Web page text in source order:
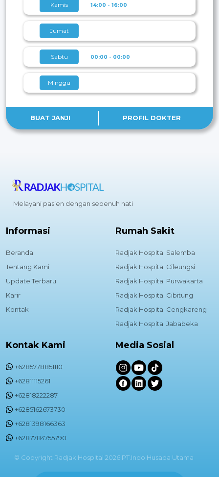
Kamis 14:00 - 16:00
Jumat
Sabtu 00:00 - 00:00
Minggu
BUAT JANJI PROFIL DOKTER
Melayani pasien dengan sepenuh hati
Informasi
Beranda
Tentang Kami
Update Terbaru
Karir
Kontak
Rumah Sakit
Radjak Hospital Salemba
Radjak Hospital Cileungsi
Radjak Hospital Purwakarta
Radjak Hospital Cibitung
Radjak Hospital Cengkareng
Radjak Hospital Jababeka
Kontak Kami
+6285778851110
+62811115261
+62818222287
+6285162673730
+6281398166363
+6287784755790
Media Sosial
© Copyright Radjak Hospital 2026 PT.Indo Husada Utama